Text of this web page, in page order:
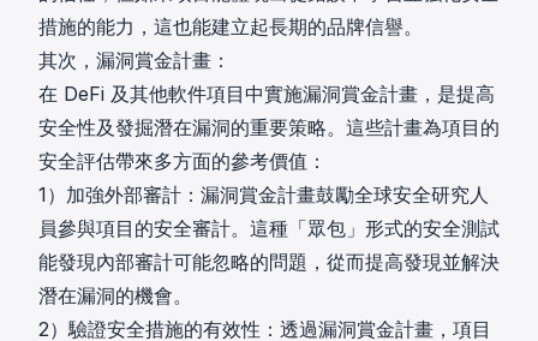
措施的能力，這也能建立起長期的品牌信譽。
其次，漏洞賞金計畫：
在 DeFi 及其他軟件項目中實施漏洞賞金計畫，是提高
安全性及發掘潛在漏洞的重要策略。這些計畫為項目的
安全評估帶來多方面的參考價值：
1）加強外部審計：漏洞賞金計畫鼓勵全球安全研究人
員參與項目的安全審計。這種「眾包」形式的安全測試
能發現內部審計可能忽略的問題，從而提高發現並解決
潛在漏洞的機會。
2）驗證安全措施的有效性：透過漏洞賞金計畫，項目